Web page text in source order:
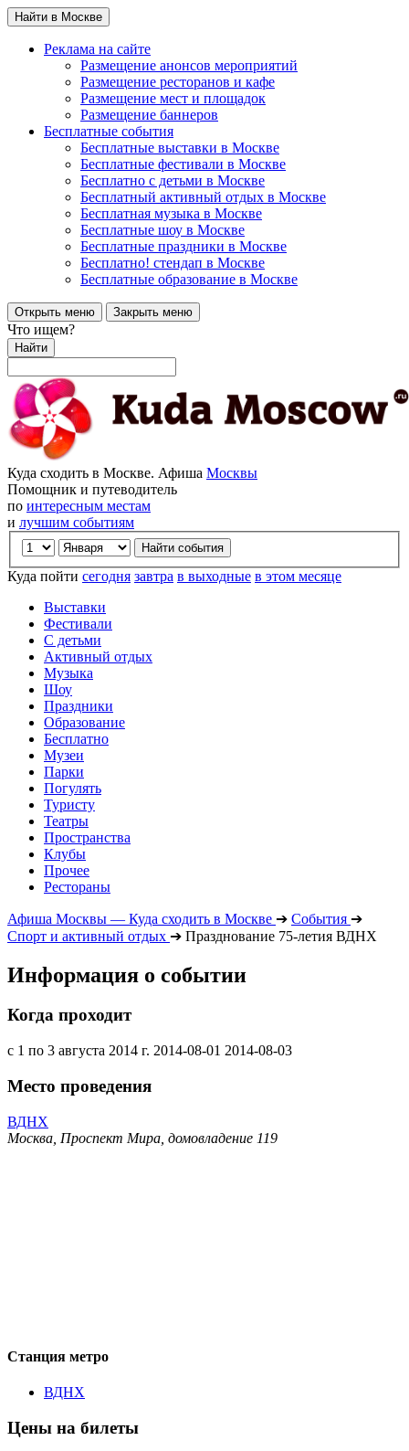
Найти в Москве
Реклама на сайте
Размещение анонсов мероприятий
Размещение ресторанов и кафе
Размещение мест и площадок
Размещение баннеров
Бесплатные события
Бесплатные выставки в Москве
Бесплатные фестивали в Москве
Бесплатно с детьми в Москве
Бесплатный активный отдых в Москве
Бесплатная музыка в Москве
Бесплатные шоу в Москве
Бесплатные праздники в Москве
Бесплатно! стендап в Москве
Бесплатные образование в Москве
Открыть меню Закрыть меню
Что ищем?
Найти
Куда сходить в Москве. Афиша Москвы
Помощник и путеводитель
по интересным местам
и лучшим событиям
Куда пойти сегодня завтра в выходные в этом месяце
Выставки
Фестивали
С детьми
Активный отдых
Музыка
Шоу
Праздники
Образование
Бесплатно
Музеи
Парки
Погулять
Туристу
Театры
Пространства
Клубы
Прочее
Рестораны
Афиша Москвы — Куда сходить в Москве ➔ События ➔
Спорт и активный отдых ➔ Празднование 75-летия ВДНХ
Информация о событии
Когда проходит
с 1 по 3 августа 2014 г. 2014-08-01 2014-08-03
Место проведения
ВДНХ
Москва, Проспект Мира, домовладение 119
Станция метро
ВДНХ
Цены на билеты